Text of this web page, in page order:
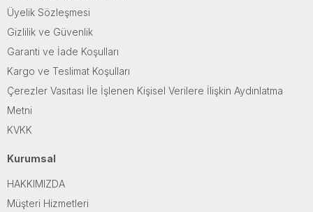
Üyelik Sözleşmesi
Gizlilik ve Güvenlik
Garanti ve İade Koşulları
Kargo ve Teslimat Koşulları
Çerezler Vasıtası İle İşlenen Kişisel Verilere İlişkin Aydınlatma
Metni
KVKK
Kurumsal
HAKKIMIZDA
Müşteri Hizmetleri